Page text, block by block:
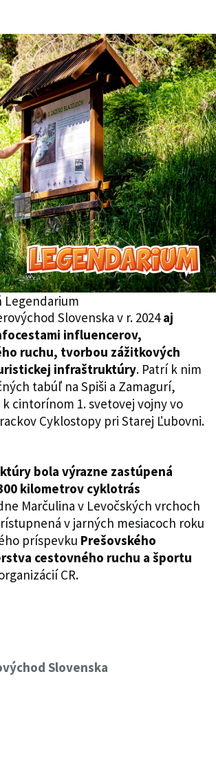
Legendarium
Slovenska v r. 2024aj
influencerov,
ruchu, tvorbou zážitkových
infraštruktúry. Patrí k nim
tabúľ na Spiši a Zamagurí,
cintorínom 1. svetovej vojny vo
Cyklostopy pri Starej Ľubovni.
bola výrazne zastúpená
kilometrov cyklotrás
Marčulina v Levočských vrchoch
v jarných mesiacoch roku
príspevku Prešovského
cestovného ruchu a športu
CR.
Slovenska